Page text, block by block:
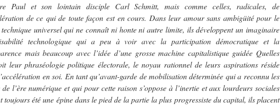
Paul et son lointain disciple Carl Schmitt, mais comme celles, radicales, de
de ce qui de toute façon est en cours. Dans leur amour sans ambigüité pour le
universel qui ne connaît ni honte ni autre limite, ils développent un imaginaire
technologique qui a peu à voir avec la participation démocratique et la
mais beaucoup avec l’idée d’une grosse machine capitalistique guidée Quelles
leur phraséologie politique électorale, le noyau rationnel de leurs aspirations réside
en soi. En tant qu’avant-garde de mobilisation déterminée qui a reconnu les
de l’ère numérique et qui pour cette raison s’oppose à l’inertie et aux lourdeurs sociales
toujours été une épine dans le pied de la partie la plus progressiste du capital, ils placent